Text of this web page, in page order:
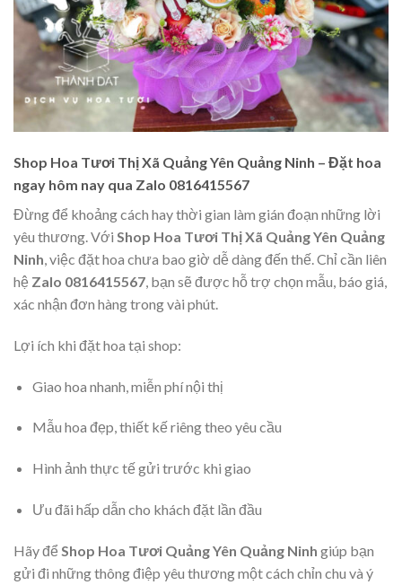
Shop Hoa Tươi Thị Xã Quảng Yên Quảng Ninh – Đặt hoa
ngay hôm nay qua Zalo 0816415567
Đừng để khoảng cách hay thời gian làm gián đoạn những lời
yêu thương. Với Shop Hoa Tươi Thị Xã Quảng Yên Quảng
Ninh, việc đặt hoa chưa bao giờ dễ dàng đến thế. Chỉ cần liên
hệ Zalo 0816415567, bạn sẽ được hỗ trợ chọn mẫu, báo giá,
xác nhận đơn hàng trong vài phút.
Lợi ích khi đặt hoa tại shop:
Giao hoa nhanh, miễn phí nội thị
Mẫu hoa đẹp, thiết kế riêng theo yêu cầu
Hình ảnh thực tế gửi trước khi giao
Ưu đãi hấp dẫn cho khách đặt lần đầu
Hãy để Shop Hoa Tươi Quảng Yên Quảng Ninh giúp bạn
gửi đi những thông điệp yêu thương một cách chỉn chu và ý